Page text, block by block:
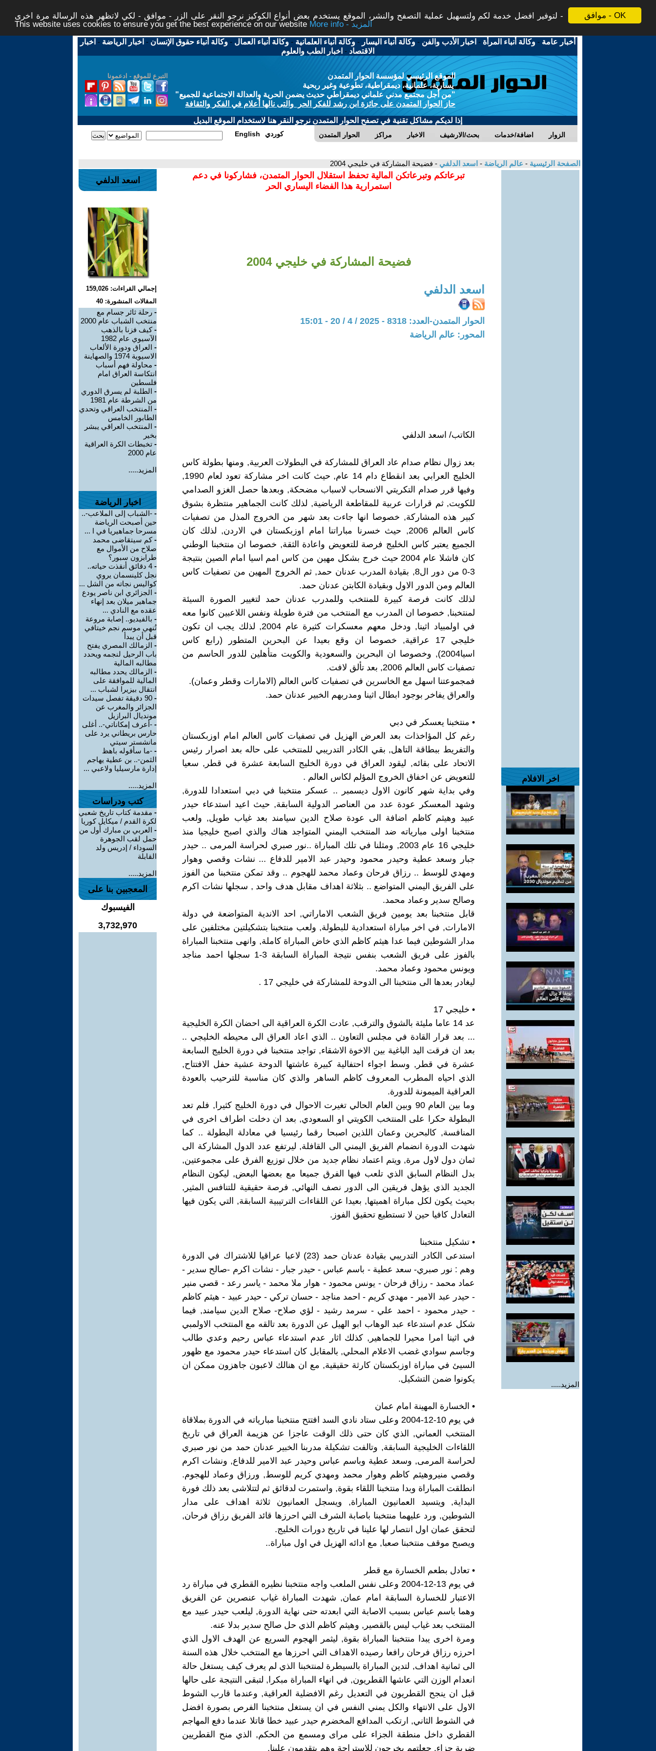
موافق - OK
لتوفير افضل خدمة لكم ولتسهيل عملية التصفح والنشر، الموقع يستخدم بعض أنواع الكوكيز نرجو النقر على الزر - موافق - لكي لاتظهر هذه الرسالة مرة اخرى -
This website uses cookies to ensure you get the best experience on our website
More info - المزيد
أخبار عامة -وكالة أنباء المرأة - اخبار الأدب والفن -وكالة أنباء اليسار -وكالة أنباء العلمانية -وكالة أنباء العمال -وكالة أنباء حقوق الإنسان - اخبار الرياضة - اخبار
الاقتصاد - اخبار الطب والعلوم
التبرع للموقع - ادعمونا
الموقع الرئيسي لمؤسسة الحوار المتمدن
يسارية، علمانية، ديمقراطية، تطوعية وغير ربحية
"من أجل مجتمع مدني علماني ديمقراطي حديث يضمن الحرية والعدالة الاجتماعية للجميع"
حاز الحوار المتمدن على جائزة ابن رشد للفكر الحر والتى نالها أعلام في الفكر والثقافة
إذا لديكم مشاكل تقنية في تصفح الحوار المتمدن نرجو النقر هنا لاستخدام الموقع البديل
الحوار المتمدن مراكز الاخبار بحث/الارشيف اضافة/خدمات الزوار English كوردي
الصفحة الرئيسية - عالم الرياضة - اسعد الدلفي - فضيحة المشاركة في خليجي 2004
اخر الافلام
المزيد.....
تبرعاتكم وتبرعاتكن المالية تحفظ استقلال الحوار المتمدن، فشاركونا في دعم
استمرارية هذا الفضاء اليساري الحر
فضيحة المشاركة في خليجي 2004
اسعد الدلفي
الحوار المتمدن-العدد: 8318 - 2025 / 4 / 20 - 15:01
المحور: عالم الرياضة
الكاتب/ اسعد الدلفي
بعد زوال نظام صدام عاد العراق للمشاركة في البطولات العربية, ومنها بطولة كاس
الخليج العرابي بعد انقطاع دام 14 عام, حيث كانت اخر مشاركة تعود لعام 1990,
وفيها قرر صدام التكريتي الانسحاب لاسباب مضحكة, وبعدها حصل الغزو الصدامي
للكويت, ثم قرارات عربية للمقاطعة الرياضية, لذلك كانت الجماهير منتظرة بشوق
كبير هذه المشاركة, خصوصا انها جاءت بعد شهر من الخروج المذل من تصفيات
كاس العالم 2006, حيث خسرنا مباراتنا امام اوزبكستان في الاردن, لذلك كان
الجميع يعتبر كاس الخليج فرصة للتعويض واعادة الثقة, خصوصا ان منتخبنا الوطني
كان فاشلا عام 2004 حيث خرج بشكل مهين من كاس امم اسيا امام الصين بنتيجة
3-0 من دور ال8, بقيادة المدرب عدنان حمد, ثم الخروج المهين من تصفيات كاس
العالم ومن الدور الاول وبقيادة الكابتن عدنان حمد.
لذلك كانت فرصة كبيرة للمنتخب وللمدرب عدنان حمد لتغيير الصورة السيئة
لمنتخبنا, خصوصا ان المدرب مع المنتخب من فترة طويلة ونفس اللاعبين كانوا معه
في اولمبياد اثينا, ودخل معهم معسكرات كثيرة عام 2004, لذلك يجب ان تكون
خليجي 17 عراقية, خصوصا ان وقع بعيدا عن البحرين المتطور (رابع كاس
اسيا2004), وخصوصا ان البحرين والسعودية والكويت متأهلين للدور الحاسم من
تصفيات كاس العالم 2006, بعد تألق لافت.
فمجموعتنا اسهل مع الخاسرين في تصفيات كاس العالم (الامارات وقطر وعمان).
والعراق يفاخر بوجود ابطال اثينا ومدربهم الخبير عدنان حمد.
• منتخبنا يعسكر في دبي
رغم كل المؤاخذات بعد العرض الهزيل في تصفيات كاس العالم امام اوزبكستان
والتفريط ببطاقة التاهل, بقي الكادر التدريبي للمنتخب على حاله بعد اصرار رئيس
الاتحاد على بقائه, ليقود العراق في دورة الخليج السابعة عشرة في قطر, سعيا
للتعويض عن اخفاق الخروج المؤلم لكاس العالم .
وفي بداية شهر كانون الاول ديسمبر .. عسكر منتخبنا في دبي استعدادا للدورة,
وشهد المعسكر عودة عدد من العناصر الدولية السابقة, حيث اعيد استدعاء حيدر
عبيد وهيثم كاظم اضافة الى عودة صلاح الدين سيامند بعد غياب طويل, ولعب
منتخبنا اولى مبارياته ضد المنتخب اليمني المتواجد هناك والذي اصبح خليجيا منذ
خليجي 16 عام 2003, ومثلنا في تلك المباراة ..نور صبري لحراسة المرمى .. حيدر
جبار وسعد عطية وحيدر محمود وحيدر عبد الامير للدفاع ... نشات وقصي وهوار
ومهدي للوسط .. رزاق فرحان وعماد محمد للهجوم .. وقد تمكن منتخبنا من الفوز
على الفريق اليمني المتواضع .. بثلاثة اهداف مقابل هدف واحد , سجلها نشات اكرم
وصالح سدير وعماد محمد.
قابل منتخبنا بعد يومين فريق الشعب الاماراتي, احد الاندية المتواضعة في دولة
الامارات, في اخر مباراة استعدادية للبطولة, ولعب منتخبنا بتشكيلتين مختلفين على
مدار الشوطين فيما عدا هيثم كاظم الذي خاض المباراة كاملة, وانهى منتخبنا المباراة
بالفوز على فريق الشعب بنفس نتيجة المباراة السابقة 3-1 سجلها احمد مناجد
ويونس محمود وعماد محمد.
ليغادر بعدها الى منتخبنا الى الدوحة للمشاركة في خليجي 17 .
• خليجي 17
عد 14 عاما مليئة بالشوق والترقب, عادت الكرة العراقية الى احضان الكرة الخليجية
... بعد قرار القادة في مجلس التعاون .. الذي اعاد العراق الى محيطه الخليجي ..
بعد ان فرقت اليد الباغية بين الاخوة الاشقاء, تواجد منتخبنا في دورة الخليج السابعة
عشرة في قطر, وسط اجواء احتفالية كبيرة عاشتها الدوحة عشية حفل الافتتاح,
الذي احياه المطرب المعروف كاظم الساهر والذي كان مناسبة للترحيب بالعودة
العراقية الميمونة للدورة.
وما بين العام 90 وبين العام الحالي تغيرت الاحوال في دورة الخليج كثيرا, فلم تعد
البطولة حكرا على المنتخب الكويتي او السعودي, بعد ان دخلت اطراف اخرى في
المنافسة, كالبحرين وعمان اللذين اصبحا رقما رئيسيا في معادلة البطولة .. كما
شهدت الدورة انضمام الفريق اليمني الى القافلة, ليرتفع عدد الدول المشاركة الى
ثمان دول لاول مرة, ويتم اعتماد نظام جديد من خلال توزيع الفرق على مجموعتين,
بدل النظام السابق الذي تلعب فيها الفرق جميعا مع بعضها البعض, ليكون النظام
الجديد الذي يؤهل فريقين الى الدور نصف النهائي, فرصة حقيقية للتنافس المثير,
بحيث يكون لكل مباراة اهميتها, بعيدا عن اللقاءات الترتيبية السابقة, التي يكون فيها
التعادل كافيا حين لا تستطيع تحقيق الفوز.
• تشكيل منتخبنا
استدعى الكادر التدريبي بقيادة عدنان حمد (23) لاعبا عراقيا للاشتراك في الدورة
وهم : نور صبري- سعد عطية - باسم عباس - حيدر جبار - نشات اكرم -صالح سدير -
عماد محمد - رزاق فرحان - يونس محمود - هوار ملا محمد - ياسر رعد - قصي منير
- حيدر عبد الامير - مهدي كريم - احمد مناجد - حسان تركي - حيدر عبيد - هيثم كاظم
- حيدر محمود - احمد علي - سرمد رشيد - لؤي صلاح- صلاح الدين سيامند, فيما
شكل عدم استدعاء عبد الوهاب ابو الهيل عن الدورة بعد تالقه مع المنتخب الاولمبي
في اثينا امرا محيرا للجماهير, كذلك اثار عدم استدعاء عباس رحيم وعدي طالب
وجاسم سوادي غضب الاعلام المحلي, بالمقابل كان استدعاء حيدر محمود مع ظهور
السيئ في مباراة اوزبكستان كارثة حقيقية, مع ان هنالك لاعبون جاهزون ممكن ان
يكونوا ضمن التشكيل.
• الخسارة المهينة امام عمان
في يوم 10-12-2004 وعلى ستاد نادي السد افتتح منتخبنا مبارياته في الدورة بملاقاة
المنتخب العماني, الذي كان حتى ذلك الوقت عاجزا عن هزيمة العراق في تاريخ
اللقاءات الخليجية السابقة, وتالفت تشكيلة مدربنا الخبير عدنان حمد من نور صبري
لحراسة المرمى, وسعد عطية وباسم عباس وحيدر عبد الامير للدفاع, ونشات اكرم
وقصي منيروهيثم كاظم وهوار محمد ومهدي كريم للوسط, ورزاق وعماد للهجوم.
انطلقت المباراة وبدا منتخبنا اللقاء بقوة, واستمرت لدقائق ثم لتتلاشى بعد ذلك فورة
البداية, ويتسيد العمانيون المباراة, ويسجل العمانيون ثلاثة اهداف على مدار
الشوطين, ورد عليهما منتخبنا باصابة الشرف التي احرزها قائد الفريق رزاق فرحان,
لتحقق عمان اول انتصار لها علينا في تاريخ دورات الخليج.
ويصبح موقف منتخبنا صعبا, مع ادائه الهزيل في اول مباراة..
• تعادل بطعم الخسارة مع قطر
في يوم 13-12-2004 وعلى نفس الملعب واجه منتخبنا نظيره القطري في مباراة رد
الاعتبار للخسارة السابقة امام عمان, شهدت المباراة غياب عنصرين عن الفريق
وهما باسم عباس بسبب الاصابة التي ابعدته حتى نهاية الدورة, ليلعب حيدر عبيد مع
المنتخب بعد غياب ليس بالقصير, وهيثم كاظم الذي حل صالح سدير بدلا عنه.
ومرة اخرى يبدا منتخبنا المباراة بقوة, ليثمر الهجوم السريع عن الهدف الاول الذي
احرزه رزاق فرحان رافعا رصيده الاهداف التي احرزها مع المنتخب خلال هذه السنة
الى ثمانية اهداف, لتدين المباراة بالسيطرة لمنتخبنا الذي لم يعرف كيف يستغل حالة
انعدام الوزن التي عاشها القطريون, في انهاء المباراة مبكرا, لتبقى النتيجة على حالها
قبل ان ينجح القطريون في التعديل رغم الافضلية العراقية, وعندما قارب الشوط
الاول على الانتهاء والكل يمني النفس في ان يستغل منتخبنا الفرص بصورة افضل
في الشوط الثاني, ارتكب المدافع المخضرم حيدر عبيد خطا قاتلا عندما دفع المهاجم
القطري داخل منطقة الجزاء على مراى ومسمع من الحكم, الذي منح القطريين
ضربة جزاء, جعلتهم يخرجون للاستراحة وهم يتقدمون علينا.
اسعد الدلفي
إجمالي القراءات: 159,026
المقالات المنشورة: 40
- رحلة ثائر جسام مع
منتخب الشباب عام 2000
-كيف فزنا بالذهب
الآسيوي عام 1982
- العراق ودورة الألعاب
الاسيوية 1974 والصهاينة
- محاولة فهم أسباب
انتكاسة العراق امام
فلسطين
- الطلبة لم يسرق الدوري
من الشرطة عام 1981
- المنتخب العراقي وتحدي
الطابور الخامس
- المنتخب العراقي يبشر
بخير
- تخبطات الكرة العراقية
عام 2000
المزيد.....
اخبار الرياضة
- -الشباب إلى الملاعب-..
حين أصبحت الرياضة
مسرحا جماهيريا في ا ...
-كم سيتقاضى محمد
صلاح من الأموال مع
طرابزون سبور؟
-
4 دقائق أنقذت حياته..
نجل كلينسمان يروي
كواليس نجاته من الشل ...
- الجزائري ابن ناصر يودع
جماهير ميلان بعد إنهاء
عقده مع النادي ...
- بالفيديو.. إصابة مروعة
تُنهي موسم نجم خيتافي
قبل أن يبدأ
- الزمالك المصري يفتح
باب الرحيل لنجمه ويحدد
مطالبه المالية
- الزمالك يحدد مطالبه
المالية للموافقة على
انتقال بيزيرا لشباب ...
-
90 دقيقة تفصل سيدات
الجزائر والمغرب عن
مونديال البرازيل
- -أعرف إمكاناتي-.. أغلى
حارس بريطاني يرد على
مانشستر سيتي
- -ما سأقوله باهظ
الثمن-.. بن عطية يهاجم
إدارة مارسيليا ولاعبي ...
المزيد.....
كتب ودراسات
- مقدمة كتاب تاريخ شعبي
لكرة القدم / ميكايل كوريا
- العربي بن مبارك أول من
حمل لقب الجوهرة
السوداء / إدريس ولد
القابلة
المزيد.....
المعجبين بنا على
الفيسبوك
3,732,970